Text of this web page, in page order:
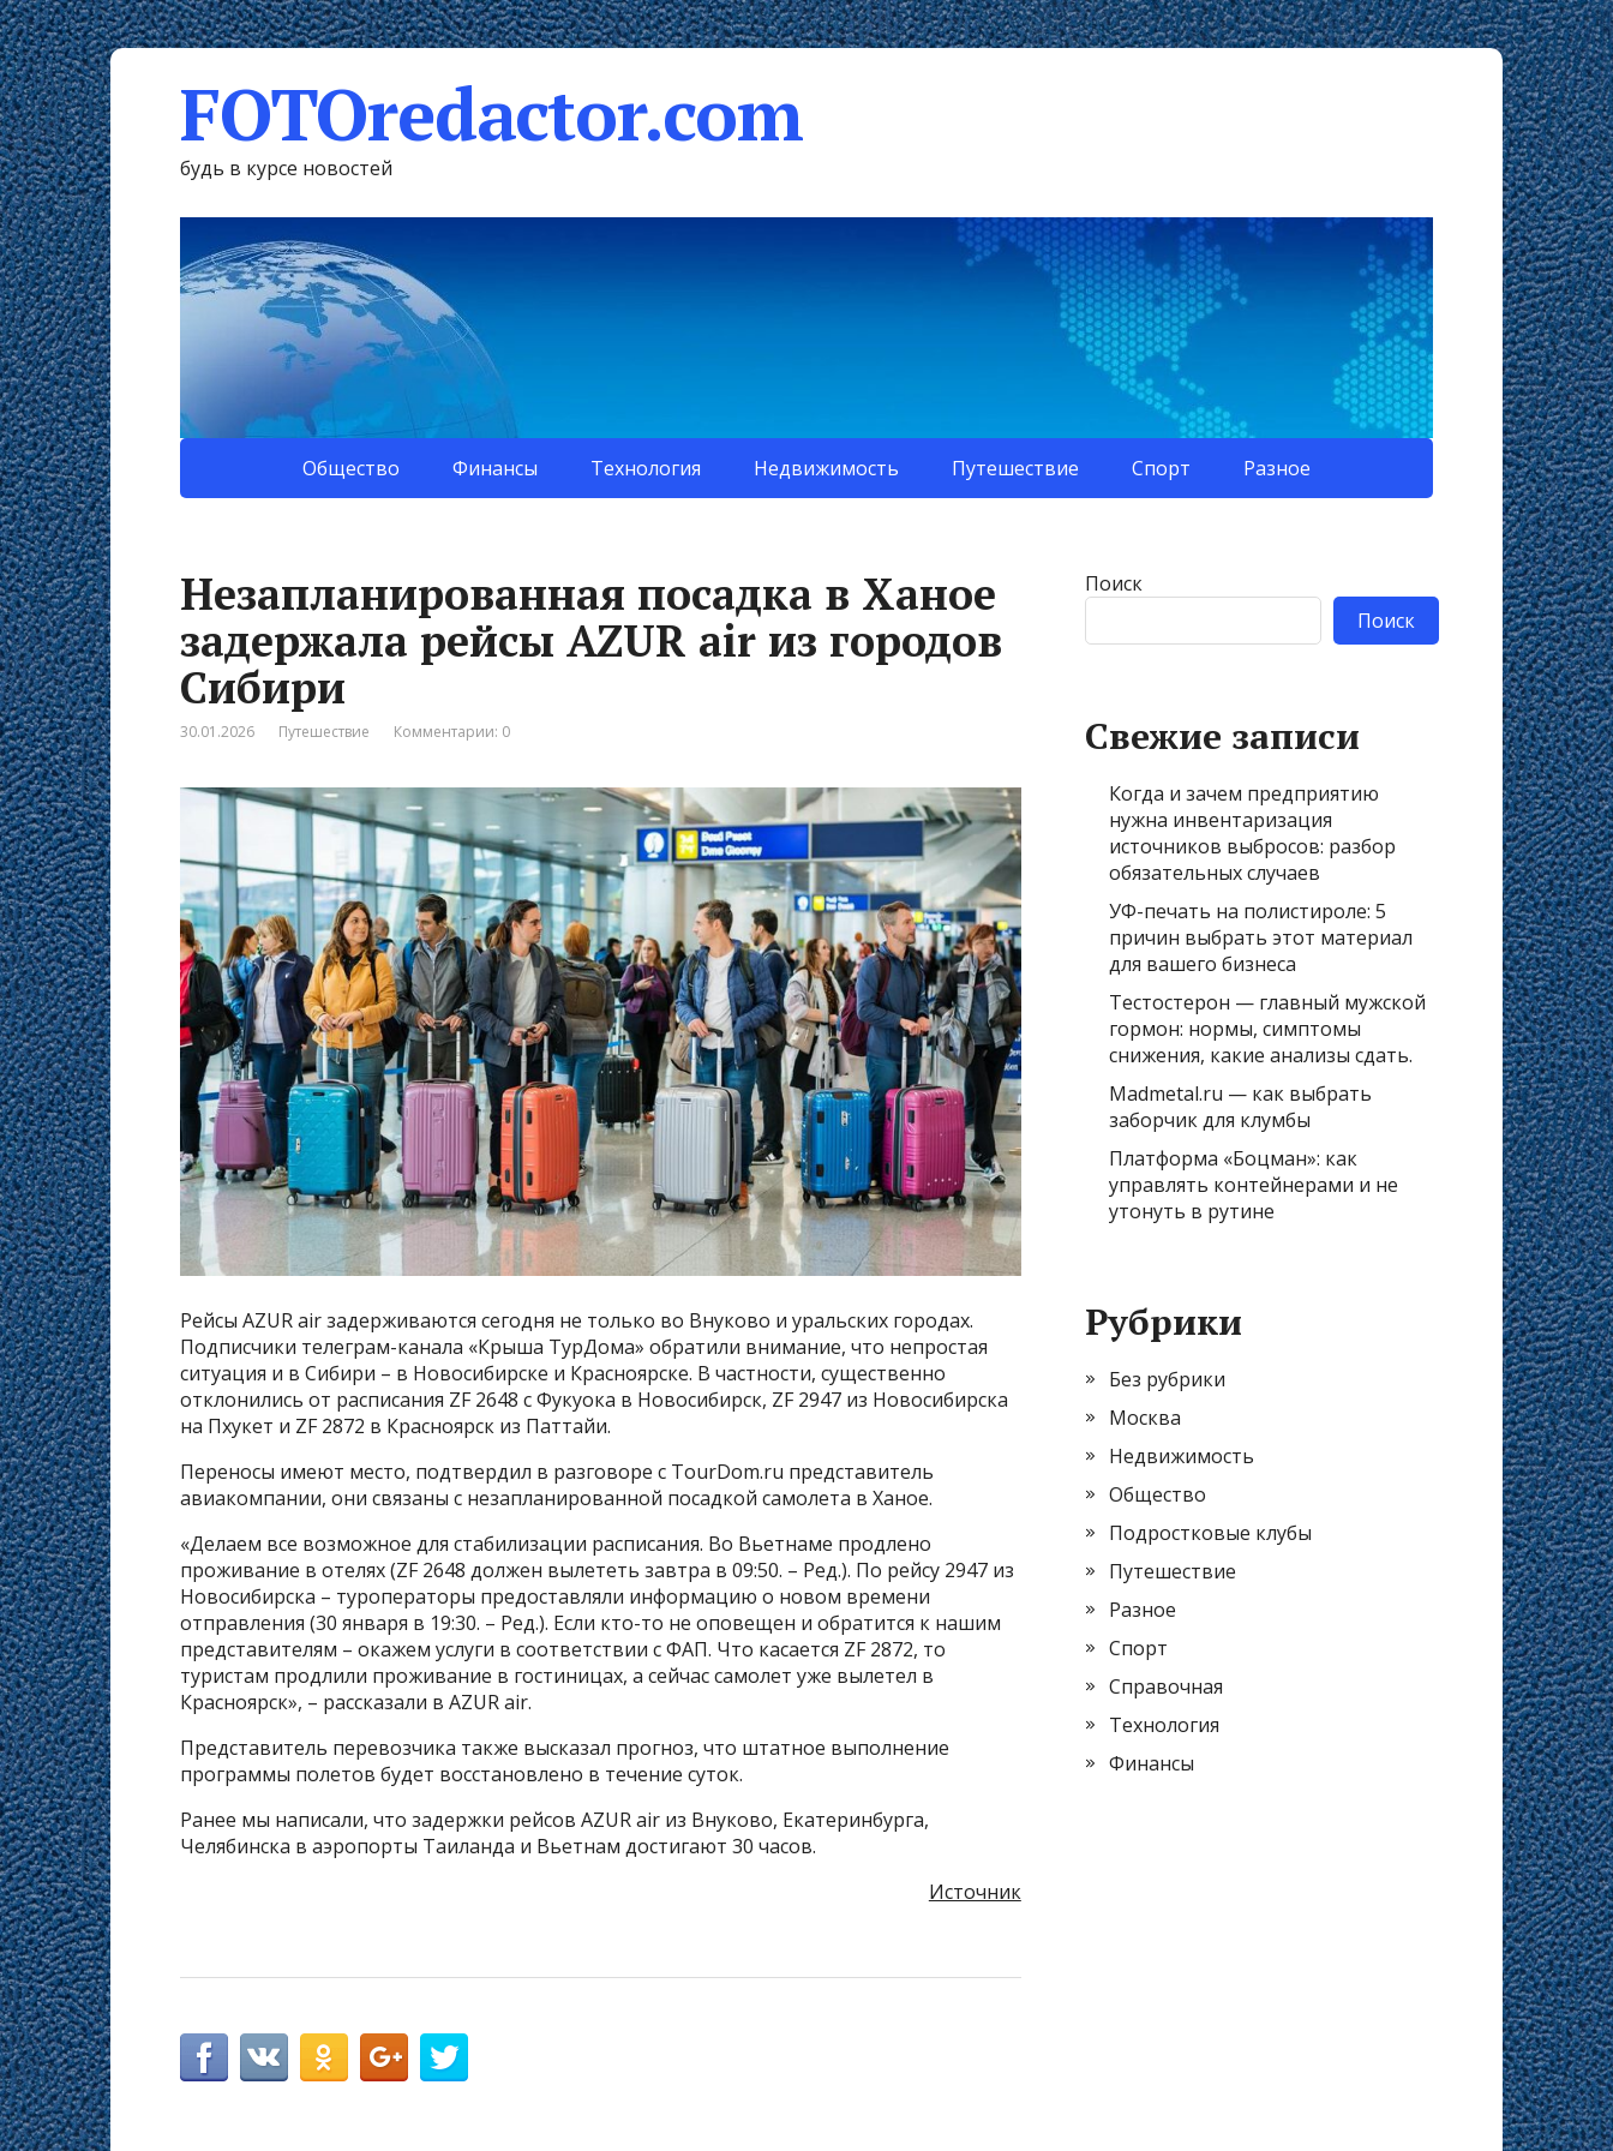
FOTOredactor.com
будь в курсе новостей
Общество Финансы Технология Недвижимость Путешествие Спорт Разное
Незапланированная посадка в Ханое
задержала рейсы AZUR air из городов
Сибири
30.01.2026 Путешествие Комментарии: 0
Рейсы AZUR air задерживаются сегодня не только во Внуково и уральских городах.
Подписчики телеграм-канала «Крыша ТурДома» обратили внимание, что непростая
ситуация и в Сибири – в Новосибирске и Красноярске. В частности, существенно
отклонились от расписания ZF 2648 с Фукуока в Новосибирск, ZF 2947 из Новосибирска
на Пхукет и ZF 2872 в Красноярск из Паттайи.
Переносы имеют место, подтвердил в разговоре с TourDom.ru представитель
авиакомпании, они связаны с незапланированной посадкой самолета в Ханое.
«Делаем все возможное для стабилизации расписания. Во Вьетнаме продлено
проживание в отелях (ZF 2648 должен вылететь завтра в 09:50. – Ред.). По рейсу 2947 из
Новосибирска – туроператоры предоставляли информацию о новом времени
отправления (30 января в 19:30. – Ред.). Если кто-то не оповещен и обратится к нашим
представителям – окажем услуги в соответствии с ФАП. Что касается ZF 2872, то
туристам продлили проживание в гостиницах, а сейчас самолет уже вылетел в
Красноярск», – рассказали в AZUR air.
Представитель перевозчика также высказал прогноз, что штатное выполнение
программы полетов будет восстановлено в течение суток.
Ранее мы написали, что задержки рейсов АZUR air из Внуково, Екатеринбурга,
Челябинска в аэропорты Таиланда и Вьетнам достигают 30 часов.
Источник
Поиск
Поиск
Свежие записи
Когда и зачем предприятию
нужна инвентаризация
источников выбросов: разбор
обязательных случаев
УФ-печать на полистироле: 5
причин выбрать этот материал
для вашего бизнеса
Тестостерон — главный мужской
гормон: нормы, симптомы
снижения, какие анализы сдать.
Madmetal.ru — как выбрать
заборчик для клумбы
Платформа «Боцман»: как
управлять контейнерами и не
утонуть в рутине
Рубрики
Без рубрики
Москва
Недвижимость
Общество
Подростковые клубы
Путешествие
Разное
Спорт
Справочная
Технология
Финансы